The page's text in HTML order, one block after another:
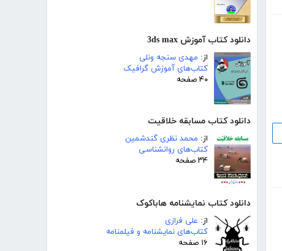
دانلود کتاب آموزش 3ds max
از: مهدی سنجه ونلی
کتاب‌های آموزش گرافیک
۴۰ صفحه
دانلود کتاب مسابقه خلاقیت
از: محمد نظری گندشمین
کتاب‌های روانشناسی
۳۴ صفحه
دانلود کتاب نمایشنامه هاباکوک
از: علی فرازی
کتاب‌های نمایشنامه و فیلمنامه
۱۶ صفحه